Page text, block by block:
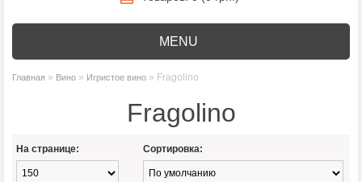
MENU
Главная » Вино » Игристое вино » Fragolino
Fragolino
На странице: Сортировка: